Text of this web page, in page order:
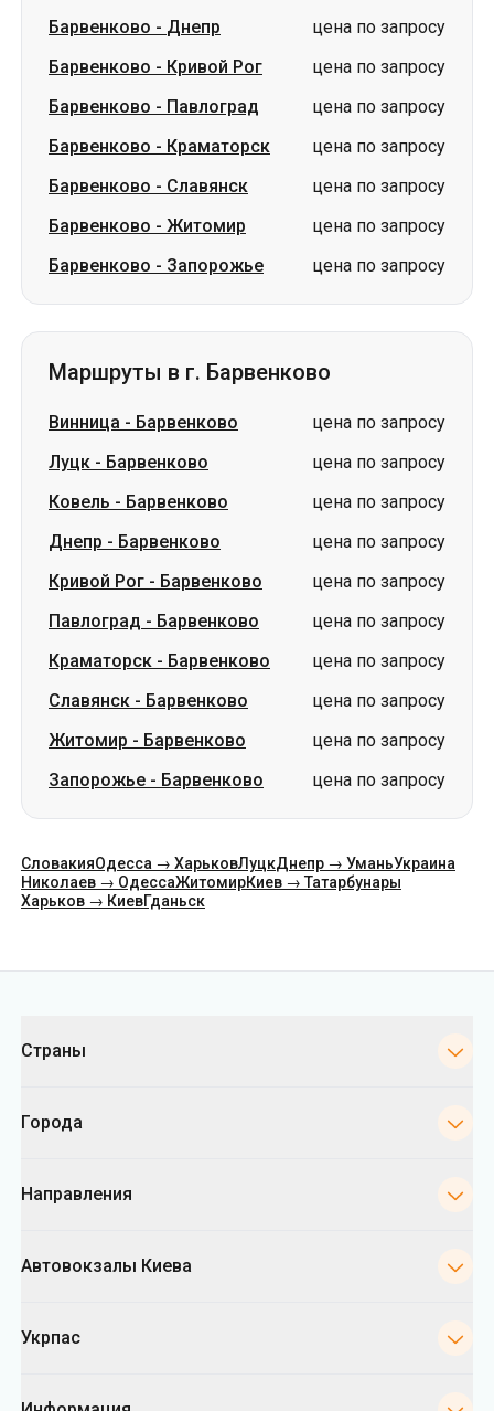
Барвенково - Днепр
цена по запросу
Барвенково - Кривой Рог
цена по запросу
Барвенково - Павлоград
цена по запросу
Барвенково - Краматорск
цена по запросу
Барвенково - Славянск
цена по запросу
Барвенково - Житомир
цена по запросу
Барвенково - Запорожье цена по запросу
Маршруты в г. Барвенково
Винница - Барвенково
цена по запросу
Луцк - Барвенково
цена по запросу
Ковель - Барвенково
цена по запросу
Днепр - Барвенково
цена по запросу
Кривой Рог - Барвенково
цена по запросу
Павлоград - Барвенково
цена по запросу
Краматорск - Барвенково
цена по запросу
Славянск - Барвенково
цена по запросу
Житомир - Барвенково
цена по запросу
Запорожье - Барвенково цена по запросу
СловакияОдесса → ХарьковЛуцкДнепр → УманьУкраина
Николаев → ОдессаЖитомирКиев → Татарбунары
Харьков → КиевГданьск
Страны
Города
Направления
Автовокзалы Киева
Укрпас